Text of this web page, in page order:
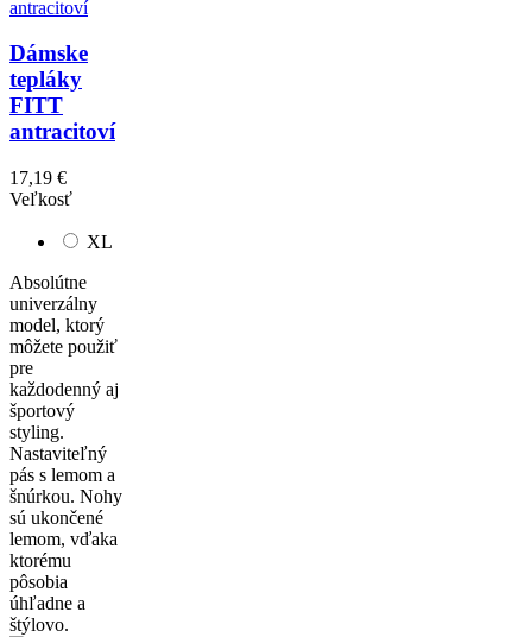
Dámske
tepláky
FITT
antracitoví
17,19 €
Veľkosť
XL
Absolútne
univerzálny
model, ktorý
môžete použiť
pre
každodenný aj
športový
styling.
Nastaviteľný
pás s lemom a
šnúrkou. Nohy
sú ukončené
lemom, vďaka
ktorému
pôsobia
úhľadne a
štýlovo.